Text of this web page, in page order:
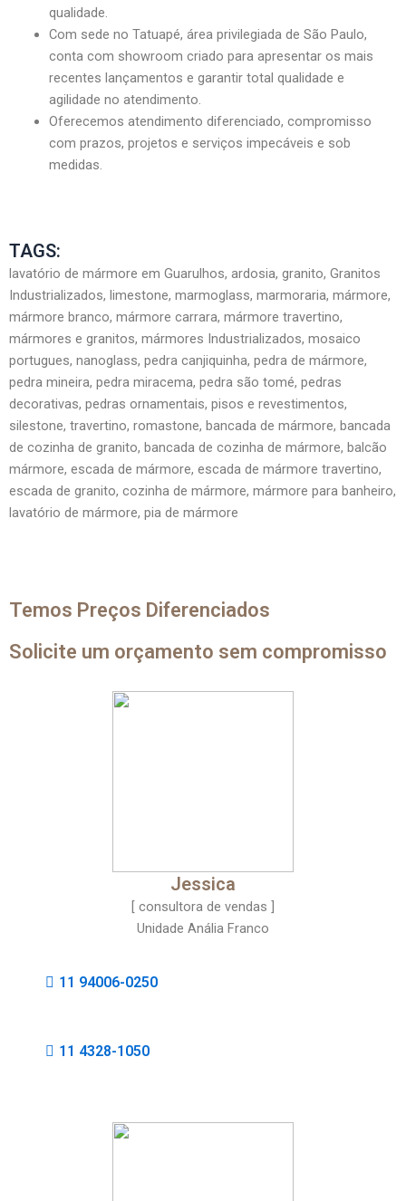
qualidade.
Com sede no Tatuapé, área privilegiada de São Paulo,
conta com showroom criado para apresentar os mais
recentes lançamentos e garantir total qualidade e
agilidade no atendimento.
Oferecemos atendimento diferenciado, compromisso
com prazos, projetos e serviços impecáveis e sob
medidas.
TAGS:
lavatório de mármore em Guarulhos, ardosia, granito, Granitos
Industrializados, limestone, marmoglass, marmoraria, mármore,
mármore branco, mármore carrara, mármore travertino,
mármores e granitos, mármores Industrializados, mosaico
portugues, nanoglass, pedra canjiquinha, pedra de mármore,
pedra mineira, pedra miracema, pedra são tomé, pedras
decorativas, pedras ornamentais, pisos e revestimentos,
silestone, travertino, romastone, bancada de mármore, bancada
de cozinha de granito, bancada de cozinha de mármore, balcão
mármore, escada de mármore, escada de mármore travertino,
escada de granito, cozinha de mármore, mármore para banheiro,
lavatório de mármore, pia de mármore
Temos Preços Diferenciados
Solicite um orçamento sem compromisso
Jessica
[ consultora de vendas ]
Unidade Anália Franco
11 94006-0250
11 4328-1050